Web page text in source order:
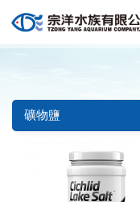
礦物鹽